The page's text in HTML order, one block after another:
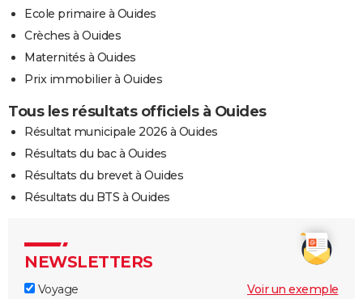
Ecole primaire à Ouides
Crèches à Ouides
Maternités à Ouides
Prix immobilier à Ouides
Tous les résultats officiels à Ouides
Résultat municipale 2026 à Ouides
Résultats du bac à Ouides
Résultats du brevet à Ouides
Résultats du BTS à Ouides
NEWSLETTERS
Voyage
Voir un exemple